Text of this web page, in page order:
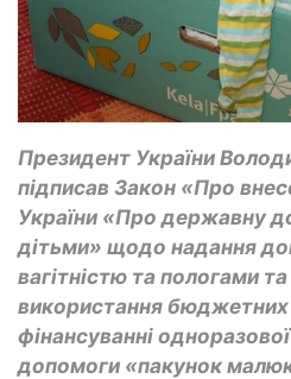
Президент України
підписав Закон «Про
України «Про державну
дітьми» щодо надання
вагітністю та пологами
використання бюджетних
фінансуванні
допомоги «пакунок